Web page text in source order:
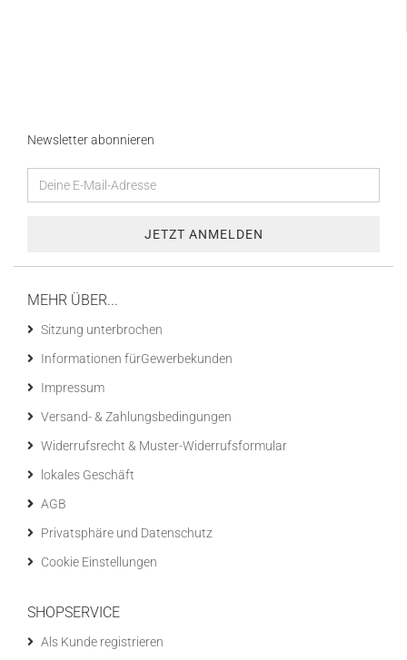
Newsletter abonnieren
MEHR ÜBER...
Sitzung unterbrochen
Informationen fürGewerbekunden
Impressum
Versand- & Zahlungsbedingungen
Widerrufsrecht & Muster-Widerrufsformular
lokales Geschäft
AGB
Privatsphäre und Datenschutz
Cookie Einstellungen
SHOPSERVICE
Als Kunde registrieren